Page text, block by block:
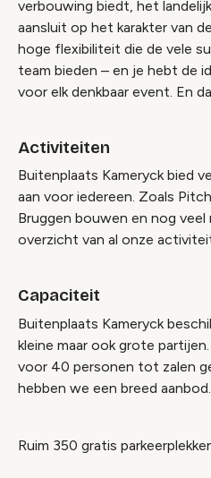
verbouwing biedt, het
aansluit op het karakter van
hoge flexibiliteit die de vele
team bieden – en je hebt de
voor elk denkbaar event. En
Activiteiten
Buitenplaats Kameryck bied
aan voor iedereen. Zoals
Bruggen bouwen en nog veel
overzicht van al onze
Capaciteit
Buitenplaats Kameryck
kleine maar ook grote
voor 40 personen tot zalen
hebben we een breed aanbod.
Ruim 350 gratis